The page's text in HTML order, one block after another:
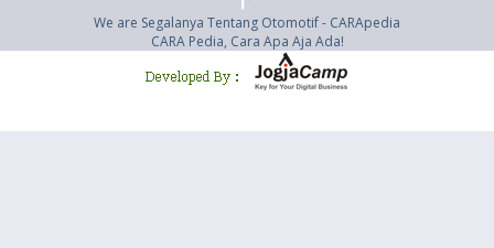
We are Segalanya Tentang Otomotif - CARApedia
CARA Pedia, Cara Apa Aja Ada!